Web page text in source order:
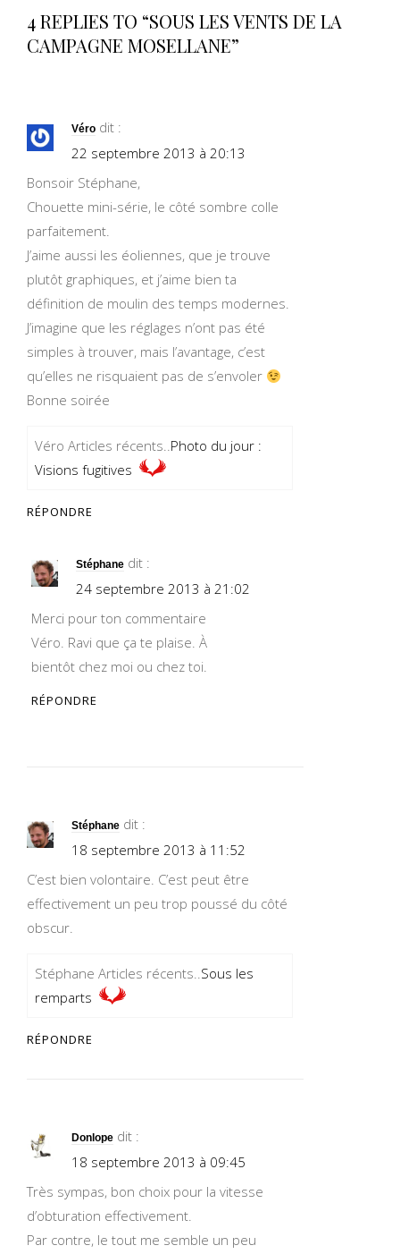
4 REPLIES TO “SOUS LES VENTS DE LA
CAMPAGNE MOSELLANE”
Véro dit :
22 septembre 2013 à 20:13
Bonsoir Stéphane,
Chouette mini-série, le côté sombre colle
parfaitement.
J’aime aussi les éoliennes, que je trouve
plutôt graphiques, et j’aime bien ta
définition de moulin des temps modernes.
J’imagine que les réglages n’ont pas été
simples à trouver, mais l’avantage, c’est
qu’elles ne risquaient pas de s’envoler
Bonne soirée
Véro Articles récents..Photo du jour :
Visions fugitives
RÉPONDRE
Stéphane dit :
24 septembre 2013 à 21:02
Merci pour ton commentaire
Véro. Ravi que ça te plaise. À
bientôt chez moi ou chez toi.
RÉPONDRE
Stéphane dit :
18 septembre 2013 à 11:52
C’est bien volontaire. C’est peut être
effectivement un peu trop poussé du côté
obscur.
Stéphane Articles récents..Sous les
remparts
RÉPONDRE
Donlope dit :
18 septembre 2013 à 09:45
Très sympas, bon choix pour la vitesse
d’obturation effectivement.
Par contre, le tout me semble un peu